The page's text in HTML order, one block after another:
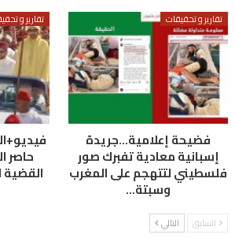
تقارير و تحقيقات
فضيحة إعلامية…جريدة
إسبانية معادية تفبرك صور
فلسطيني لتتهجم على المغرب
وسبتة…
تقارير و
حاصر
القضية
السابق التالي